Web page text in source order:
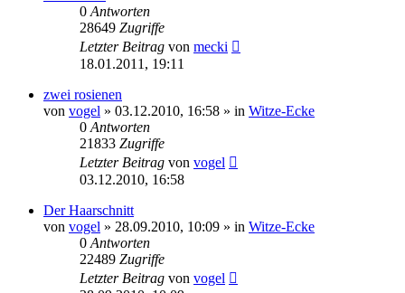
0 Antworten
28649 Zugriffe
Letzter Beitrag von mecki
18.01.2011, 19:11
zwei rosienen
von vogel » 03.12.2010, 16:58 » in Witze-Ecke
0 Antworten
21833 Zugriffe
Letzter Beitrag von vogel
03.12.2010, 16:58
Der Haarschnitt
von vogel » 28.09.2010, 10:09 » in Witze-Ecke
0 Antworten
22489 Zugriffe
Letzter Beitrag von vogel